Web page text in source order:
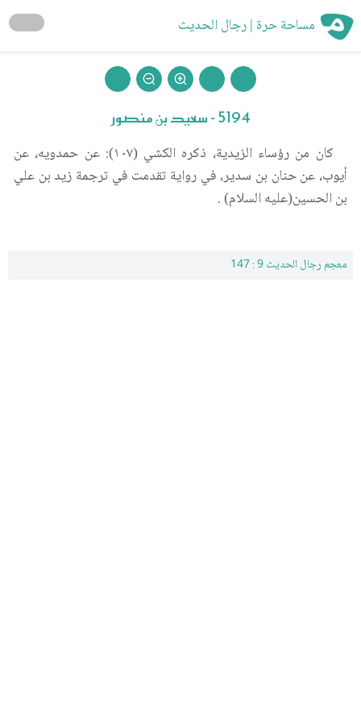
مساحة حرة | رجال الحديث
5194 - سعيد بن منصور
كان من رؤساء الزيدية، ذكره الكشي (١٠٧): عن حمدويه، عن
أيوب، عن حنان بن سدير، في رواية تقدمت في ترجمة زيد بن علي
بن الحسين(عليه السلام) .
معجم رجال الحديث 9 : 147